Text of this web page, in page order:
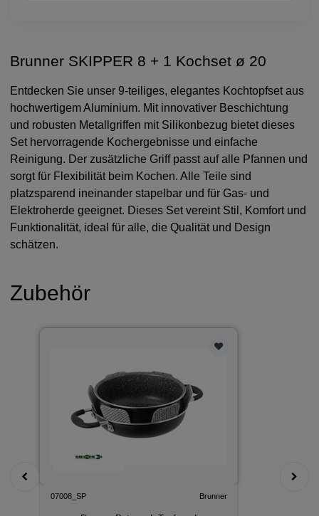
Brunner SKIPPER 8 + 1 Kochset ø 20
Entdecken Sie unser 9-teiliges, elegantes Kochtopfset aus
hochwertigem Aluminium. Mit innovativer Beschichtung
und robusten Metallgriffen mit Silikonbezug bietet dieses
Set hervorragende Kochergebnisse und einfache
Reinigung. Der zusätzliche Griff passt auf alle Pfannen und
sorgt für Flexibilität beim Kochen. Alle Teile sind
platzsparend ineinander stapelbar und für Gas- und
Elektroherde geeignet. Dieses Set vereint Stil, Komfort und
Funktionalität, ideal für alle, die Qualität und Design
schätzen.
Zubehör
07008_SP Brunner